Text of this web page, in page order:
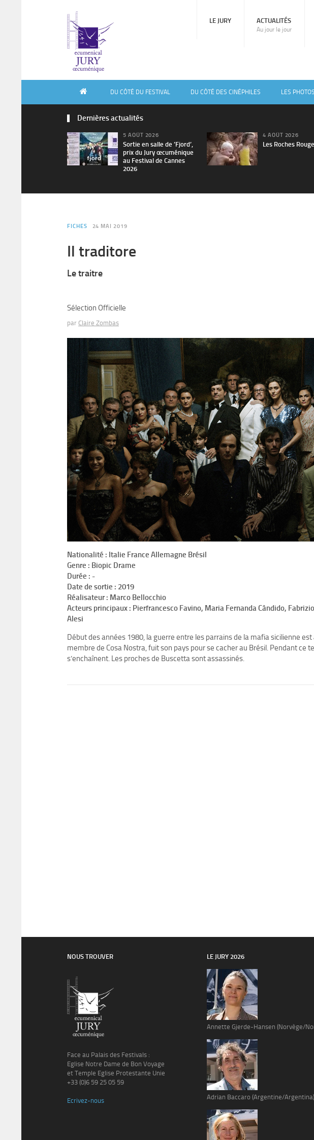
LE JURY ACTUALITÉS
Au jour le jour
DU CÔTÉ DU FESTIVAL DU CÔTÉ DES CINÉPHILES LES PHOTOS
Dernières actualités
5 AOÛT 2026
Sortie en salle de ’Fjord’,
prix du Jury œcuménique
au Festival de Cannes
2026
4 AOÛT 2026
Les Roches
FICHES 24 MAI 2019
Il traditore
Le traitre
Sélection Officielle
par Claire Zombas
Nationalité : Italie France Allemagne Brésil
Genre : Biopic Drame
Durée : -
Date de sortie : 2019
Réalisateur : Marco Bellocchio
Acteurs principaux : Pierfrancesco Favino, Maria Fernanda Cândido,
Alesi
Début des années 1980, la guerre entre les parrains de la mafia sicilienne
membre de Cosa Nostra, fuit son pays pour se cacher au Brésil. Pendant ce
s’enchaînent. Les proches de Buscetta sont assassinés.
NOUS TROUVER
Face au Palais des Festivals :
Eglise Notre Dame de Bon Voyage
et Temple Eglise Protestante Unie
+33 (0)6 59 25 05 59
Ecrivez-nous
LE JURY 2026
Annette Gjerde-Hansen (Norvège/
Adrian Baccaro (Argentine/Argentina)